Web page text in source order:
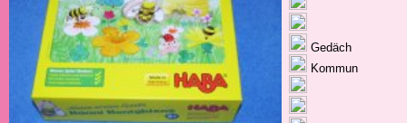
Gedäch
Kommun